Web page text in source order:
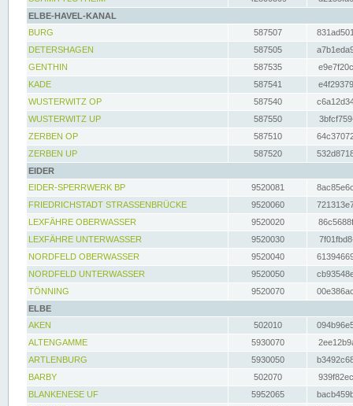
ELBE-HAVEL-KANAL
BURG
587507
DETERSHAGEN
587505
GENTHIN
587535
KADE
587541
WUSTERWITZ OP
587540
WUSTERWITZ UP
587550
ZERBEN OP
587510
ZERBEN UP
587520
EIDER
EIDER-SPERRWERK BP
9520081
FRIEDRICHSTADT STRASSENBRÜCKE
9520060
LEXFÄHRE OBERWASSER
9520020
LEXFÄHRE UNTERWASSER
9520030
NORDFELD OBERWASSER
9520040
NORDFELD UNTERWASSER
9520050
TÖNNING
9520070
ELBE
AKEN
502010
ALTENGAMME
5930070
ARTLENBURG
5930050
BARBY
502070
BLANKENESE UF
5952065